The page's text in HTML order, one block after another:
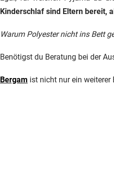
Kinderschlaf sind Eltern bereit,
Warum Polyester nicht ins Bett
Benötigst du Beratung bei der
Bergam ist nicht nur ein weiterer